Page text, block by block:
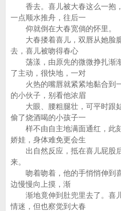
香去。喜儿被大春这么一抱
一点顺水推舟，往后一
仰就倒在大春宽倘的怀里。
大春搂着喜儿，双唇从她脸
去，喜儿被吻得春心
荡漾，由原先的微微挣扎渐
了主动，很快地，一对
火热的嘴唇就紧紧地黏合到
的小伙子，别看他浓眉
大眼、腰粗腿壮，可平时跟
偷了烧酒喝的小孩子一
样不由自主地满面通红，此
娇娃，身体难免更会生
出自然反应，抵在喜儿屁股
来。
吻着吻着，他的手悄悄伸到
边慢慢向上摸，渐
渐地竟伸到肚兜里去了。喜
情迷，但也察觉到大春